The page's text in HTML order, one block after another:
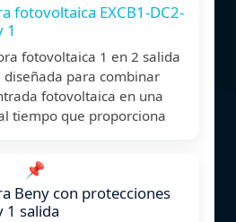
fotovoltaica EXCB1-DC2-
1
fotovoltaica 1 en 2 salida
diseñada para combinar
fotovoltaica en una
tiempo que proporciona
📌
Beny con protecciones
1 salida